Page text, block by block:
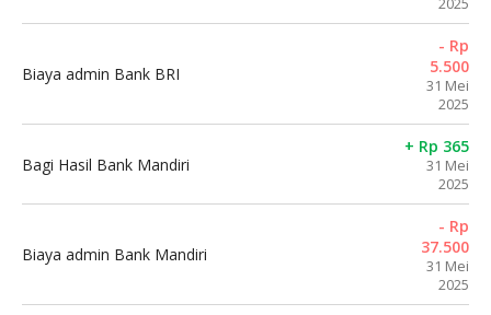
2025
Biaya admin Bank BRI
- Rp
5.500
31 Mei
2025
Bagi Hasil Bank Mandiri
+ Rp 365
31 Mei
2025
Biaya admin Bank Mandiri
- Rp
37.500
31 Mei
2025